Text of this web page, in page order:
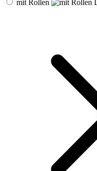
mit Rollen